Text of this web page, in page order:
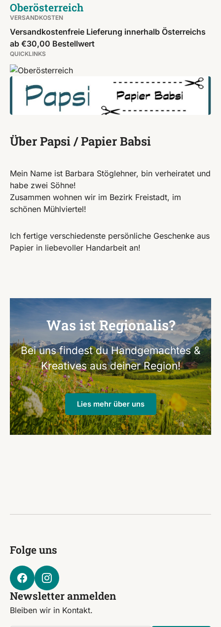
Oberösterreich
VERSANDKOSTEN
Versandkostenfreie Lieferung innerhalb Österreichs
ab €30,00 Bestellwert
QUICKLINKS
Über Papsi / Papier Babsi
Mein Name ist Barbara Stöglehner, bin verheiratet und
habe zwei Söhne!
Zusammen wohnen wir im Bezirk Freistadt, im
schönen Mühlviertel!
Ich fertige verschiedenste persönliche Geschenke aus
Papier in liebevoller Handarbeit an!
Was ist Regionalis?
Bei uns findest du Handgemachtes &
Kreatives aus deiner Region!
Lies mehr über uns
Folge uns
Newsletter anmelden
Bleiben wir in Kontakt.